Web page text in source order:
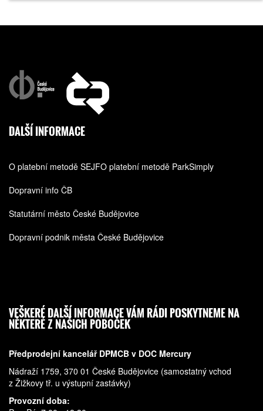
DALŠÍ INFORMACE
O platební metodě SEJFO platební metodě ParkSimply
Dopravní info ČB
Statutární město České Budějovice
Dopravní podnik města České Budějovice
VEŠKERÉ DALŠÍ INFORMACE VÁM RÁDI POSKYTNEME NA
NĚKTERÉ Z NAŠICH POBOČEK
Předprodejní kancelář DPMCB v DOC Mercury
Nádraží 1759, 370 01 České Budějovice (samostatný vchod
z Žižkovy tř. u výstupní zastávky)
Provozní doba: